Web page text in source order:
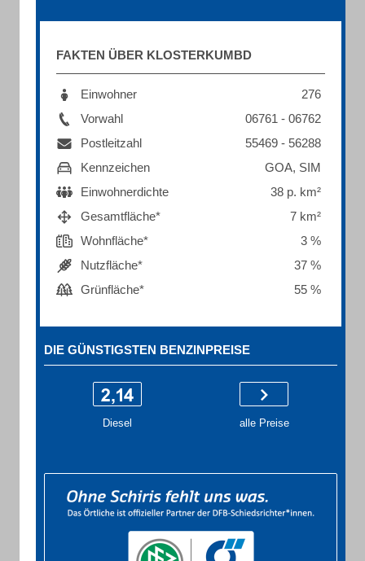
FAKTEN ÜBER KLOSTERKUMBD
Einwohner
276
Vorwahl
06761 - 06762
Postleitzahl
55469 - 56288
Kennzeichen
GOA, SIM
Einwohnerdichte
38 p. km²
Gesamtfläche*
7 km²
Wohnfläche*
3 %
Nutzfläche*
37 %
Grünfläche*
55 %
DIE GÜNSTIGSTEN BENZINPREISE
Diesel alle Preise